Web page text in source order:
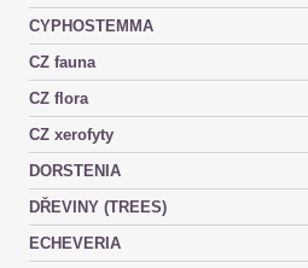
CYPHOSTEMMA
CZ fauna
CZ flora
CZ xerofyty
DORSTENIA
DŘEVINY (TREES)
ECHEVERIA